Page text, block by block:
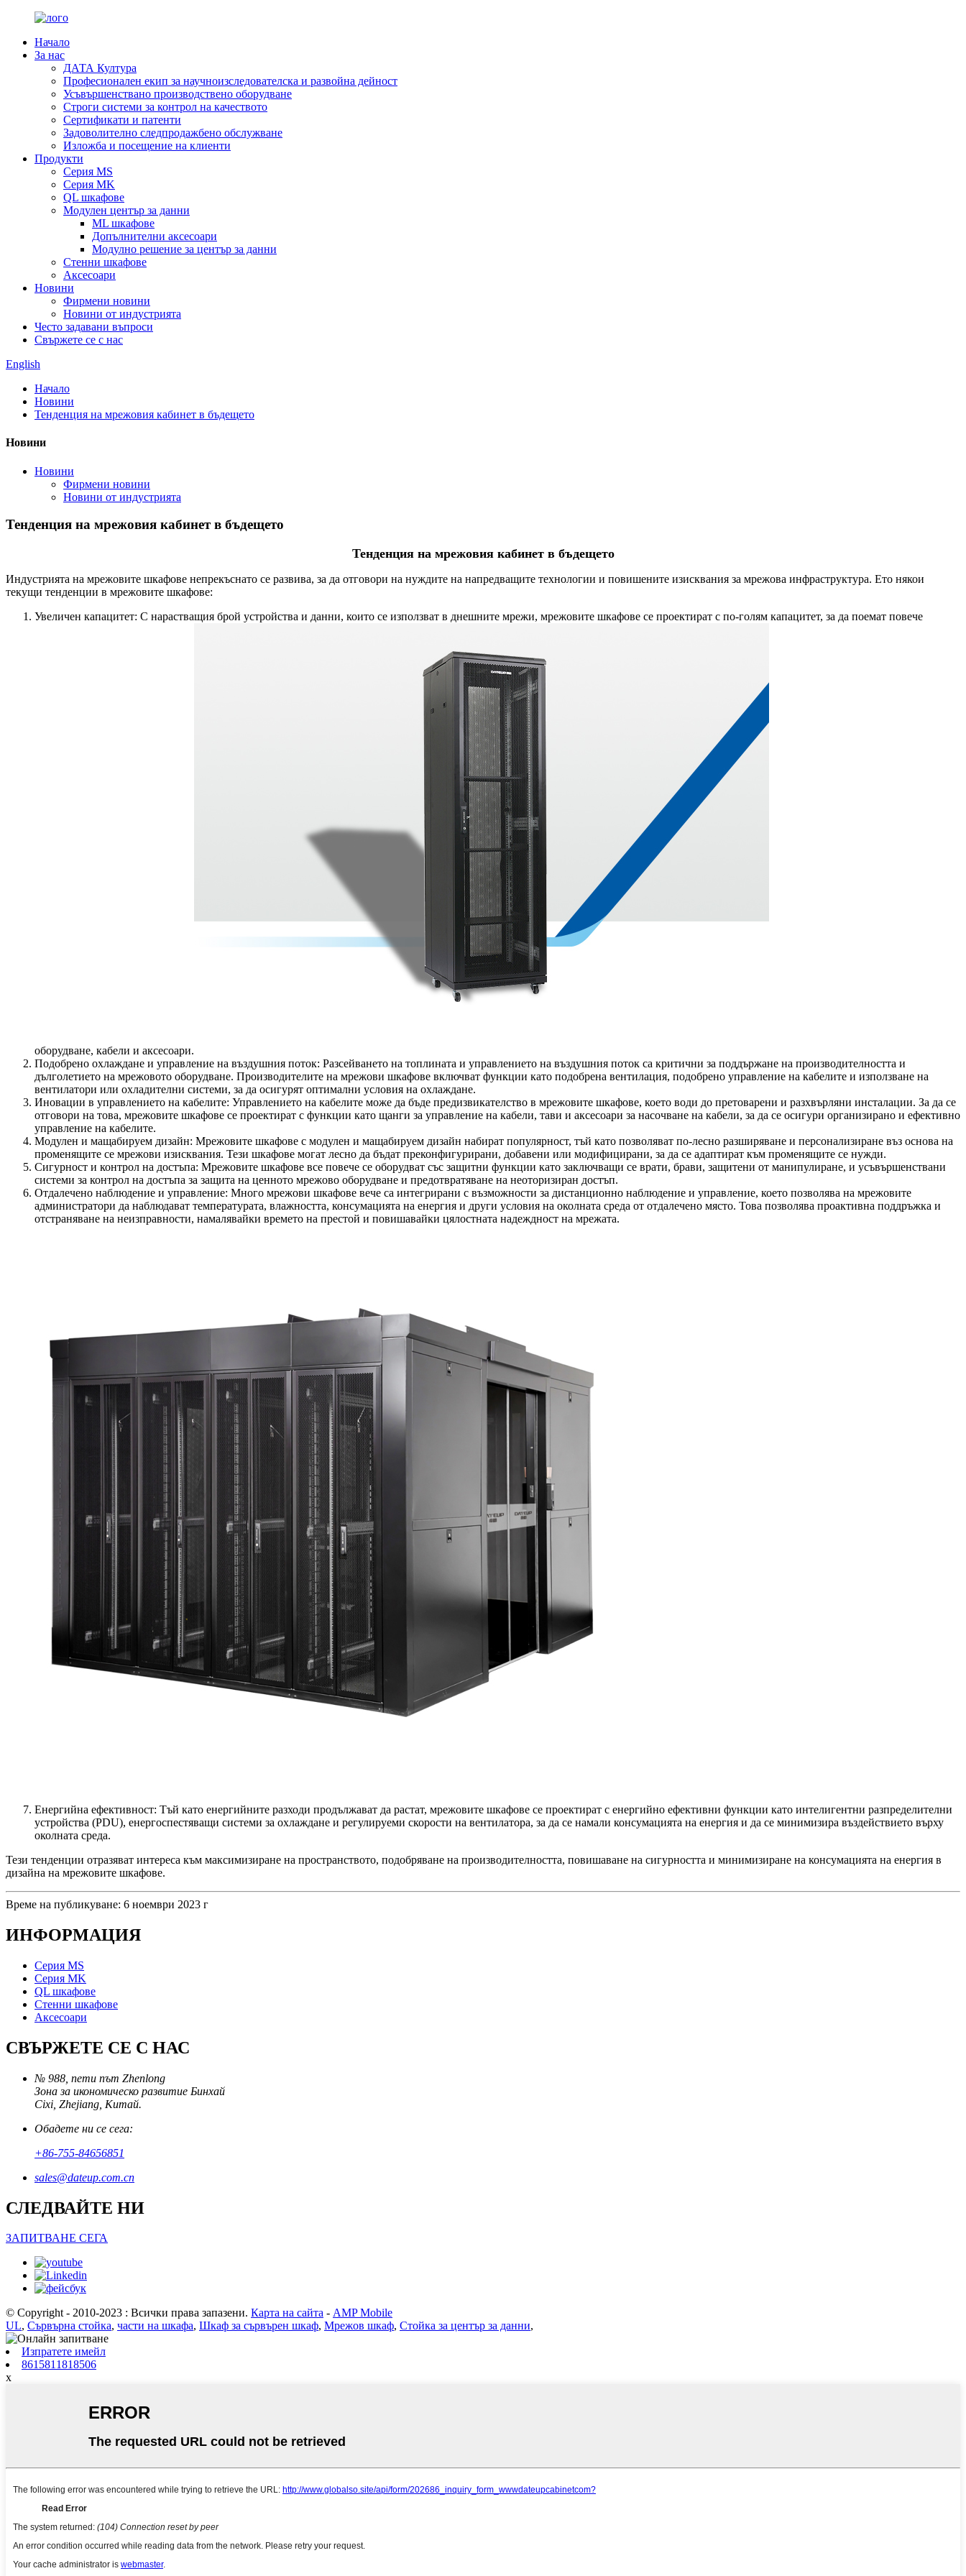
Начало
За нас
ДАТА Култура
Професионален екип за научноизследователска и развойна дейност
Усъвършенствано производствено оборудване
Строги системи за контрол на качеството
Сертификати и патенти
Задоволително следпродажбено обслужване
Изложба и посещение на клиенти
Продукти
Серия MS
Серия MK
QL шкафове
Модулен център за данни
ML шкафове
Допълнителни аксесоари
Модулно решение за център за данни
Стенни шкафове
Аксесоари
Новини
Фирмени новини
Новини от индустрията
Често задавани въпроси
Свържете се с нас
English
Начало
Новини
Тенденция на мрежовия кабинет в бъдещето
Новини
Новини
Фирмени новини
Новини от индустрията
Тенденция на мрежовия кабинет в бъдещето
Тенденция на мрежовия кабинет в бъдещето
Индустрията на мрежовите шкафове непрекъснато се развива, за да отговори на нуждите на напредващите технологии и повишените изисквания за мрежова инфраструктура. Ето някои
текущи тенденции в мрежовите шкафове:
Увеличен капацитет: С нарастващия брой устройства и данни, които се използват в днешните мрежи, мрежовите шкафове се проектират с по-голям капацитет, за да поемат повече
оборудване, кабели и аксесоари.
Подобрено охлаждане и управление на въздушния поток: Разсейването на топлината и управлението на въздушния поток са критични за поддържане на производителността и
дълголетието на мрежовото оборудване. Производителите на мрежови шкафове включват функции като подобрена вентилация, подобрено управление на кабелите и използване на
вентилатори или охладителни системи, за да осигурят оптимални условия на охлаждане.
Иновации в управлението на кабелите: Управлението на кабелите може да бъде предизвикателство в мрежовите шкафове, което води до претоварени и разхвърляни инсталации. За да се
отговори на това, мрежовите шкафове се проектират с функции като щанги за управление на кабели, тави и аксесоари за насочване на кабели, за да се осигури организирано и ефективно
управление на кабелите.
Модулен и мащабируем дизайн: Мрежовите шкафове с модулен и мащабируем дизайн набират популярност, тъй като позволяват по-лесно разширяване и персонализиране въз основа на
променящите се мрежови изисквания. Тези шкафове могат лесно да бъдат преконфигурирани, добавени или модифицирани, за да се адаптират към променящите се нужди.
Сигурност и контрол на достъпа: Мрежовите шкафове все повече се оборудват със защитни функции като заключващи се врати, брави, защитени от манипулиране, и усъвършенствани
системи за контрол на достъпа за защита на ценното мрежово оборудване и предотвратяване на неоторизиран достъп.
Отдалечено наблюдение и управление: Много мрежови шкафове вече са интегрирани с възможности за дистанционно наблюдение и управление, което позволява на мрежовите
администратори да наблюдават температурата, влажността, консумацията на енергия и други условия на околната среда от отдалечено място. Това позволява проактивна поддръжка и
отстраняване на неизправности, намалявайки времето на престой и повишавайки цялостната надеждност на мрежата.
Енергийна ефективност: Тъй като енергийните разходи продължават да растат, мрежовите шкафове се проектират с енергийно ефективни функции като интелигентни разпределителни
устройства (PDU), енергоспестяващи системи за охлаждане и регулируеми скорости на вентилатора, за да се намали консумацията на енергия и да се минимизира въздействието върху
околната среда.
Тези тенденции отразяват интереса към максимизиране на пространството, подобряване на производителността, повишаване на сигурността и минимизиране на консумацията на енергия в
дизайна на мрежовите шкафове.
Време на публикуване: 6 ноември 2023 г
ИНФОРМАЦИЯ
Серия MS
Серия MK
QL шкафове
Стенни шкафове
Аксесоари
СВЪРЖЕТЕ СЕ С НАС
№ 988, пети път Zhenlong
Зона за икономическо развитие Бинхай
Cixi, Zhejiang, Китай.
Обадете ни се сега:
+86-755-84656851
sales@dateup.com.cn
СЛЕДВАЙТЕ НИ
ЗАПИТВАНЕ СЕГА
© Copyright - 2010-2023 : Всички права запазени. Карта на сайта - AMP Mobile
UL, Сървърна стойка, части на шкафа, Шкаф за сървърен шкаф, Мрежов шкаф, Стойка за център за данни,
Изпратете имейл
8615811818506
x